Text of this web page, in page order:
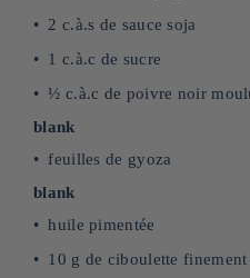
2 c.à.s de sauce soja
1 c.à.c de sucre
½ c.à.c de poivre noir
blank
feuilles de gyoza
blank
huile pimentée
10 g de ciboulette finement